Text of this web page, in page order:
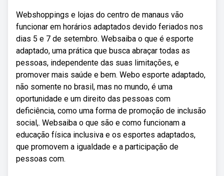
Webshoppings e lojas do centro de manaus vão
funcionar em horários adaptados devido feriados nos
dias 5 e 7 de setembro. Websaiba o que é esporte
adaptado, uma prática que busca abraçar todas as
pessoas, independente das suas limitações, e
promover mais saúde e bem. Webo esporte adaptado,
não somente no brasil, mas no mundo, é uma
oportunidade e um direito das pessoas com
deficiência, como uma forma de promoção de inclusão
social,. Websaiba o que são e como funcionam a
educação física inclusiva e os esportes adaptados,
que promovem a igualdade e a participação de
pessoas com.